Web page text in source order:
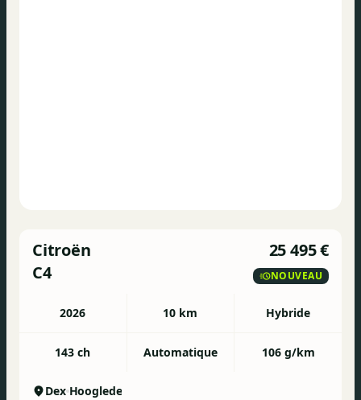
Citroën
C4
25 495 €
NOUVEAU
2026 10 km Hybride
143 ch Automatique 106 g/km
Dex Hooglede